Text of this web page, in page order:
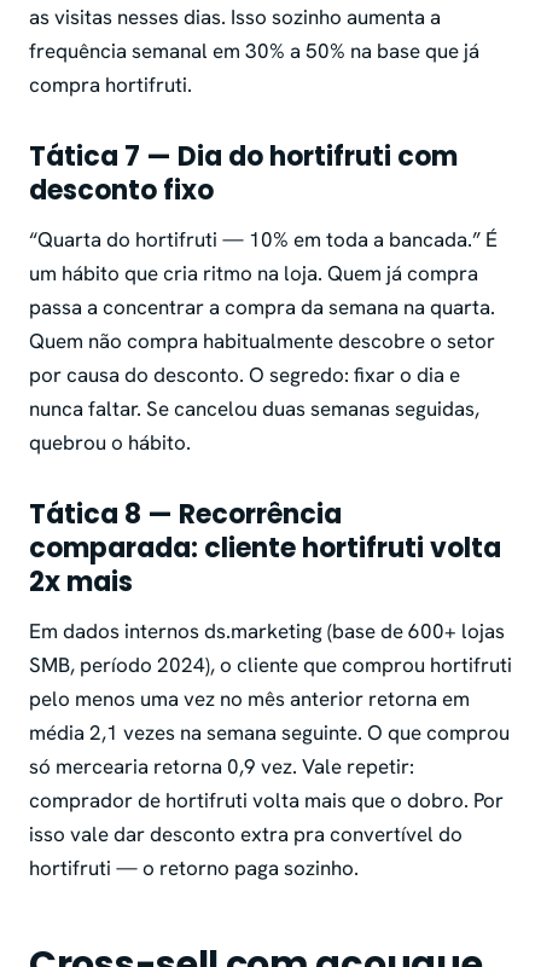
as visitas nesses dias. Isso sozinho aumenta a
frequência semanal em 30% a 50% na base que já
compra hortifruti.
Tática 7 — Dia do hortifruti com
desconto fixo
“Quarta do hortifruti — 10% em toda a bancada.” É
um hábito que cria ritmo na loja. Quem já compra
passa a concentrar a compra da semana na quarta.
Quem não compra habitualmente descobre o setor
por causa do desconto. O segredo: fixar o dia e
nunca faltar. Se cancelou duas semanas seguidas,
quebrou o hábito.
Tática 8 — Recorrência
comparada: cliente hortifruti volta
2x mais
Em dados internos ds.marketing (base de 600+ lojas
SMB, período 2024), o cliente que comprou hortifruti
pelo menos uma vez no mês anterior retorna em
média 2,1 vezes na semana seguinte. O que comprou
só mercearia retorna 0,9 vez. Vale repetir:
comprador de hortifruti volta mais que o dobro. Por
isso vale dar desconto extra pra convertível do
hortifruti — o retorno paga sozinho.